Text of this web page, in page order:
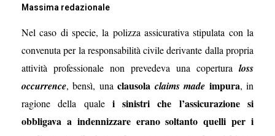
Massima redazionale
Nel caso di specie, la polizza assicurativa stipulata con la
convenuta per la responsabilità civile derivante dalla propria
attività professionale non prevedeva una copertura loss
occurrence, bensì, unaclausola claims made impura, in
ragione della quale i sinistri che l’assicurazione si
obbligava a indennizzare erano soltanto quelli per i